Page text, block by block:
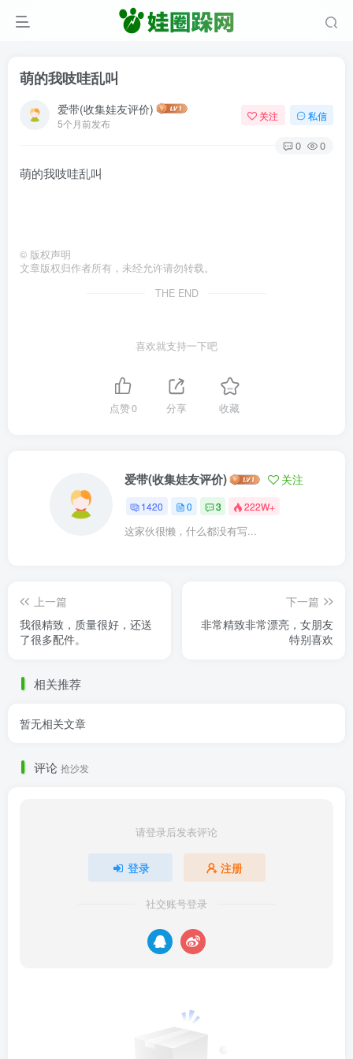
萌的我吱哇乱叫
爱带(收集娃友评价)
5个月前发布
关注 私信
0 0
萌的我吱哇乱叫
© 版权声明
文章版权归作者所有，未经允许请勿转载。
THE END
喜欢就支持一下吧
点赞0 分享 收藏
爱带(收集娃友评价) 关注
1420 0 3 222W+
这家伙很懒，什么都没有写...
上一篇
我很精致，质量很好，还送
了很多配件。
下一篇
非常精致非常漂亮，女朋友
特别喜欢
相关推荐
暂无相关文章
评论 抢沙发
请登录后发表评论
登录 注册
社交账号登录